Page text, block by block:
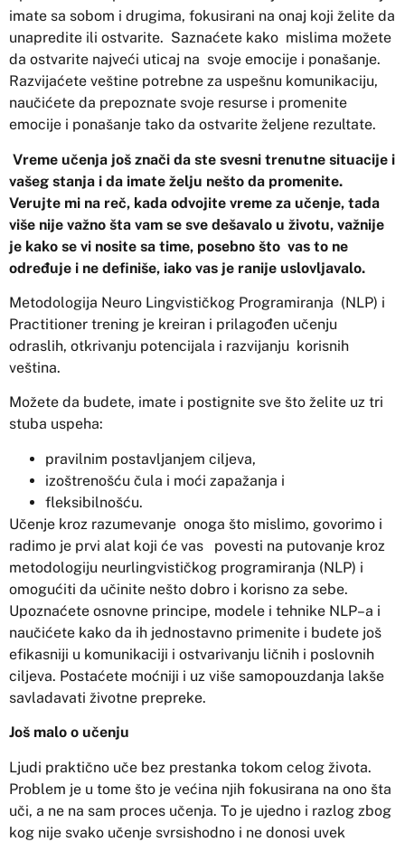
imate sa sobom i drugima, fokusirani na onaj koji želite da
unapredite ili ostvarite. Saznaćete kako mislima možete
da ostvarite najveći uticaj na svoje emocije i ponašanje.
Razvijaćete veštine potrebne za uspešnu komunikaciju,
naučićete da prepoznate svoje resurse i promenite
emocije i ponašanje tako da ostvarite željene rezultate.
Vreme učenja još znači da ste svesni trenutne situacije i
vašeg stanja i da imate želju nešto da promenite.
Verujte mi na reč, kada odvojite vreme za učenje, tada
više nije važno šta vam se sve dešavalo u životu, važnije
je kako se vi nosite sa time, posebno što vas to ne
određuje i ne definiše, iako vas je ranije uslovljavalo.
Metodologija Neuro Lingvističkog Programiranja (NLP) i
Practitioner trening je kreiran i prilagođen učenju
odraslih, otkrivanju potencijala i razvijanju korisnih
veština.
Možete da budete, imate i postignite sve što želite uz tri
stuba uspeha:
pravilnim postavljanjem ciljeva,
izoštrenošću čula i moći zapažanja i
fleksibilnošću.
Učenje kroz razumevanje onoga što mislimo, govorimo i
radimo je prvi alat koji će vas povesti na putovanje kroz
metodologiju neurlingvističkog programiranja (NLP) i
omogućiti da učinite nešto dobro i korisno za sebe.
Upoznaćete osnovne principe, modele i tehnike NLP–a i
naučićete kako da ih jednostavno primenite i budete još
efikasniji u komunikaciji i ostvarivanju ličnih i poslovnih
ciljeva. Postaćete moćniji i uz više samopouzdanja lakše
savladavati životne prepreke.
Još malo o učenju
Ljudi praktično uče bez prestanka tokom celog života.
Problem je u tome što je većina njih fokusirana na ono šta
uči, a ne na sam proces učenja. To je ujedno i razlog zbog
kog nije svako učenje svrsishodno i ne donosi uvek